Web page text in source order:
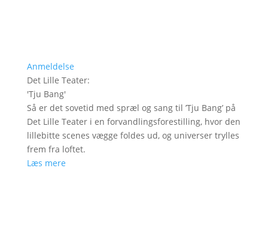
Anmeldelse
Det Lille Teater:
'Tju Bang'
Så er det sovetid med spræl og sang til ’Tju Bang’ på
Det Lille Teater i en forvandlingsforestilling, hvor den
lillebitte scenes vægge foldes ud, og universer trylles
frem fra loftet.
Læs mere